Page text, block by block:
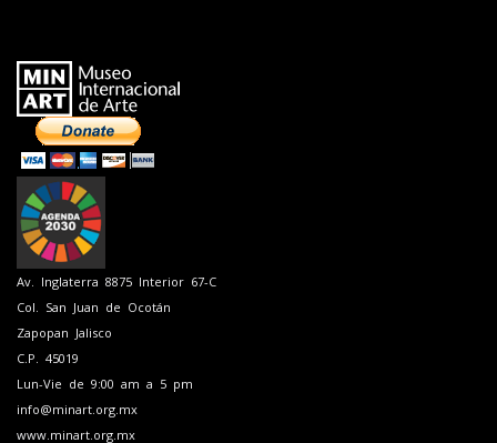
Av. Inglaterra 8875 Interior 67-C
Col. San Juan de Ocotán
Zapopan Jalisco
C.P. 45019
Lun-Vie de 9:00 am a 5 pm
info@minart.org.mx
www.minart.org.mx